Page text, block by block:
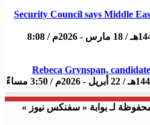
Security Council says Middle
الأربعاء - 29 رمضان - 1447هـ / 18 مارس - 2026م / 8:08
Rebeca Grynspan,
لـ بوابة « سفنكس نيوز »